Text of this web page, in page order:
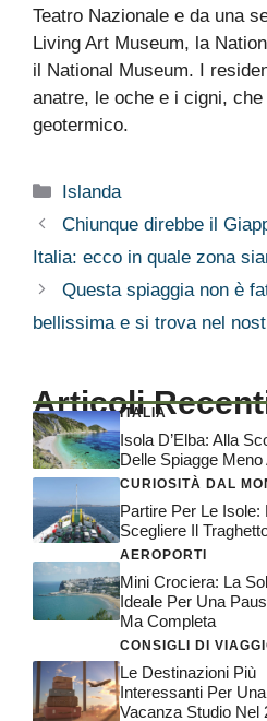
Teatro Nazionale e da una
Living Art Museum, la
il National Museum. I
anatre, le oche e i cigni,
geotermico.
Categorie
Islanda
Chiunque direbbe il
Italia: ecco in quale zona
Questa spiaggia non è
bellissima e si trova nel
ArticoliITALIA
Isola D’Elba: Alla
Delle Spiagge Meno
CURIOSITÀ DAL
Partire Per Le Isole:
Scegliere Il
AEROPORTI
Mini Crociera: La
Ideale Per Una
Ma Completa
CONSIGLI DI
Le Destinazioni Più
Interessanti Per Una
Vacanza Studio Nel